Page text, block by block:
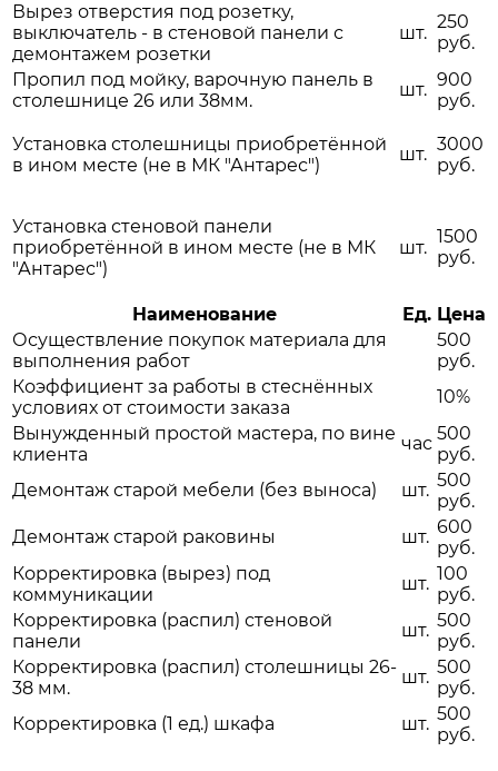
Вырез отверстия под розетку,
выключатель - в стеновой панели с
демонтажем розетки
шт.
250
руб.
Пропил под мойку, варочную панель в
столешнице 26 или 38мм.
шт. 900
руб.
Установка столешницы приобретённой
в ином месте (не в МК "Антарес")
шт. 3000
руб.
Установка стеновой панели
приобретённой в ином месте (не в МК
"Антарес")
шт.
1500
руб.
Наименование Ед. Цена
Осуществление покупок материала для
выполнения работ
500
руб.
Коэффициент за работы в стеснённых
условиях от стоимости заказа
10%
Вынужденный простой мастера, по вине
клиента
час 500
руб.
Демонтаж старой мебели (без выноса)
шт. 500
руб.
Демонтаж старой раковины
шт. 600
руб.
Корректировка (вырез) под
коммуникации
шт. 100
руб.
Корректировка (распил) стеновой
панели
шт. 500
руб.
Корректировка (распил) столешницы 26-
38 мм.
шт. 500
руб.
Корректировка (1 ед.) шкафа
шт. 500
руб.